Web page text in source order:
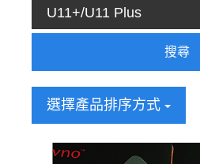
搜尋
選擇產品排序方式